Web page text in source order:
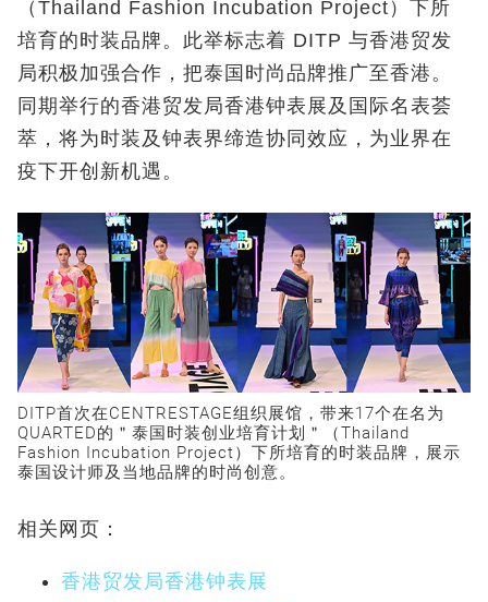
（Thailand Fashion Incubation Project）下所
培育的时装品牌。此举标志着 DITP 与香港贸发
局积极加强合作，把泰国时尚品牌推广至香港。
同期举行的香港贸发局香港钟表展及国际名表荟
萃，将为时装及钟表界缔造协同效应，为业界在
疫下开创新机遇。
DITP首次在CENTRESTAGE组织展馆，带来17个在名为
QUARTED的＂泰国时装创业培育计划＂（Thailand
Fashion Incubation Project）下所培育的时装品牌，展示
泰国设计师及当地品牌的时尚创意。
相关网页：
香港贸发局香港钟表展